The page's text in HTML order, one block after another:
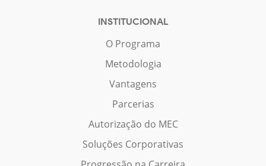
INSTITUCIONAL
O Programa
Metodologia
Vantagens
Parcerias
Autorização do MEC
Soluções Corporativas